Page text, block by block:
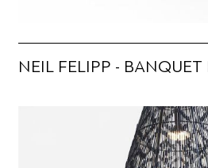
NEIL FELIPP - BANQUET